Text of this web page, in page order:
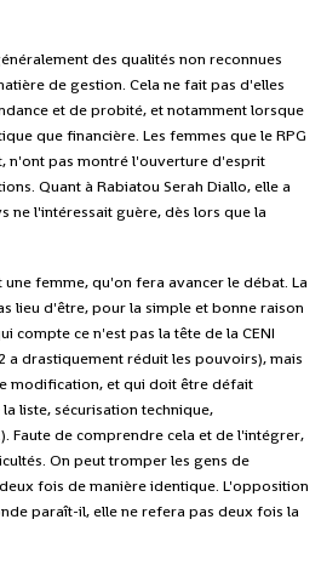
des qualités non reconnues
de gestion. Cela ne fait pas d'elles
et de probité, et notamment lorsque
que financière. Les femmes que le RPG
n'ont pas montré l'ouverture d'esprit
Quant à Rabiatou Serah Diallo, elle a
ne l'intéressait guère, dès lors que la
femme, qu'on fera avancer le débat. La
lieu d'être, pour la simple et bonne raison
compte ce n'est pas la tête de la CENI
a drastiquement réduit les pouvoirs), mais
modification, et qui doit être défait
liste, sécurisation technique,
Faute de comprendre cela et de l'intégrer,
On peut tromper les gens de
fois de manière identique. L'opposition
paraît-il, elle ne refera pas deux fois la